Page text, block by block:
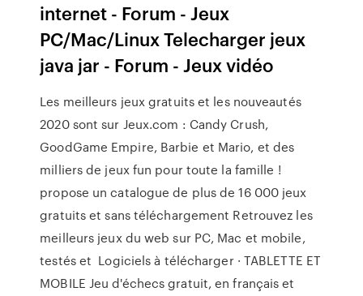
internet - Forum - Jeux
PC/Mac/Linux Telecharger jeux
java jar - Forum - Jeux vidéo
Les meilleurs jeux gratuits et les nouveautés
2020 sont sur Jeux.com : Candy Crush,
GoodGame Empire, Barbie et Mario, et des
milliers de jeux fun pour toute la famille !
propose un catalogue de plus de 16 000 jeux
gratuits et sans téléchargement Retrouvez les
meilleurs jeux du web sur PC, Mac et mobile,
testés et Logiciels à télécharger · TABLETTE ET
MOBILE Jeu d'échecs gratuit, en français et